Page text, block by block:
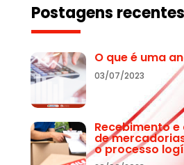
Postagens recentes
O que é uma
03/07/2023
Recebimento
de
o processo